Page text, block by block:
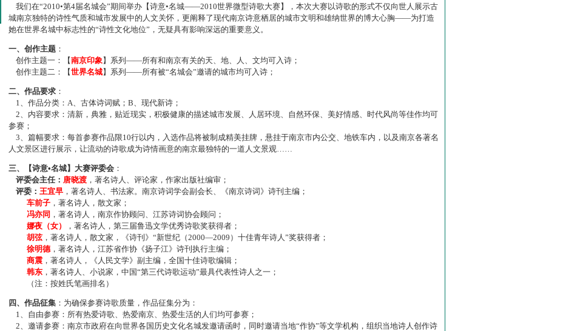
我们在“2010•第4届名城会”期间举办【诗意•名城——2010世界微型诗歌大赛】，本次大赛以诗歌的形式不仅向世人展示古
城南京独特的诗性气质和城市发展中的人文关怀，更阐释了现代南京诗意栖居的城市文明和雄纳世界的博大心胸——为打造
她在世界名城中标志性的“诗性文化地位”，无疑具有影响深远的重要意义。
一、创作主题 ：
创作主题一：【南京印象】系列——所有和南京有关的天、地、人、文均可入诗；
创作主题二：【世界名城】系列——所有被“名城会”邀请的城市均可入诗；
二、作品要求 ：
1、作品分类：A、古体诗词赋；B、现代新诗；
2、内容要求：清新，典雅，贴近现实，积极健康的描述城市发展、人居环境、自然环保、美好情感、时代风尚等佳作均可
参赛；
3、篇幅要求：每首参赛作品限10行以内，入选作品将被制成精美挂牌，悬挂于南京市内公交、地铁车内，以及南京各著名
人文景区进行展示，让流动的诗歌成为诗情画意的南京最独特的一道人文景观……
三、【诗意•名城】大赛评委会 ：
评委会主任： 唐晓渡 ，著名诗人、评论家，作家出版社编审；
评委： 王宜早 ，著名诗人、书法家。南京诗词学会副会长、《南京诗词》诗刊主编；
车前子 ，著名诗人，散文家；
冯亦同 ，著名诗人，南京作协顾问、江苏诗词协会顾问；
娜夜（女）
，著名诗人，第三届鲁迅文学优秀诗歌奖获得者；
胡弦，著名诗人，散文家，《诗刊》“新世纪（2000—2009）十佳青年诗人”奖获得者；
徐明德，著名诗人，江苏省作协《扬子江》诗刊执行主编；
商震 ，著名诗人，《人民文学》副主编，全国十佳诗歌编辑；
韩东 ，著名诗人、小说家，中国“第三代诗歌运动”最具代表性诗人之一；
（注：按姓氏笔画排名）
四、作品征集 ：为确保参赛诗歌质量，作品征集分为：
1、自由参赛：所有热爱诗歌、热爱南京、热爱生活的人们均可参赛；
2、邀请参赛：南京市政府在向世界各国历史文化名城发邀请函时，同时邀请当地“作协”等文学机构，组织当地诗人创作诗